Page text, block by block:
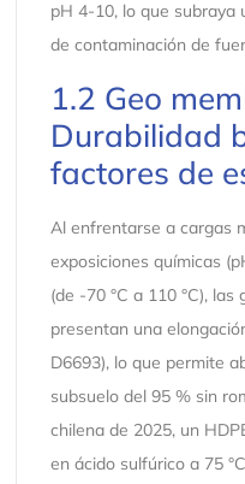
pH 4-10, lo que subraya
de contaminación de
1.2 Geo
Durabilidad
factores de
Al enfrentarse a cargas
exposiciones químicas
(de -70 °C a 110 °C),
presentan una
D6693), lo que permite
subsuelo del 95 % sin
chilena de 2025, un
en ácido sulfúrico a 75